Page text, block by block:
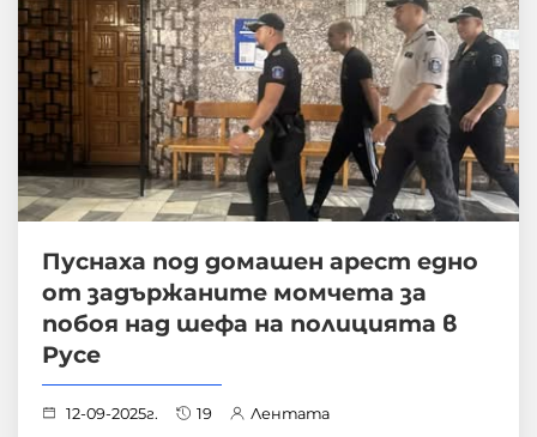
Пуснаха под домашен арест едно
от задържаните момчета за
побоя над шефа на полицията в
Русе
12-09-2025г. 19 Лентата